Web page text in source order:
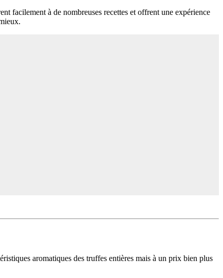
facilement à de nombreuses recettes et offrent une expérience
aromatiques des truffes entières mais à un prix bien plus